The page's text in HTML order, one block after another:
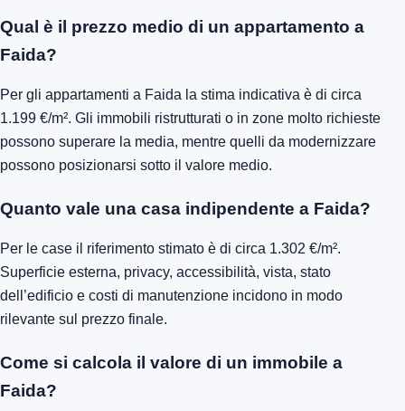
Qual è il prezzo medio di un appartamento a
Faida?
Per gli appartamenti a Faida la stima indicativa è di circa
1.199 €/m². Gli immobili ristrutturati o in zone molto richieste
possono superare la media, mentre quelli da modernizzare
possono posizionarsi sotto il valore medio.
Quanto vale una casa indipendente a Faida?
Per le case il riferimento stimato è di circa 1.302 €/m².
Superficie esterna, privacy, accessibilità, vista, stato
dell’edificio e costi di manutenzione incidono in modo
rilevante sul prezzo finale.
Come si calcola il valore di un immobile a
Faida?